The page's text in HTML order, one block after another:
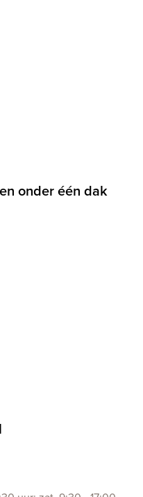
onder één dak